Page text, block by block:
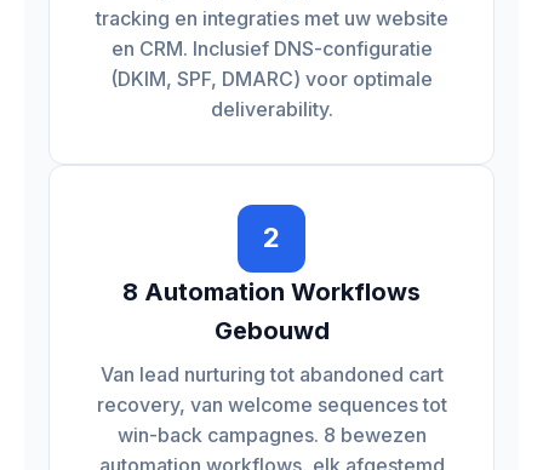
tracking en integraties met uw website
en CRM. Inclusief DNS-configuratie
(DKIM, SPF, DMARC) voor optimale
deliverability.
2
8 Automation Workflows
Gebouwd
Van lead nurturing tot abandoned cart
recovery, van welcome sequences tot
win-back campagnes. 8 bewezen
automation workflows, elk afgestemd